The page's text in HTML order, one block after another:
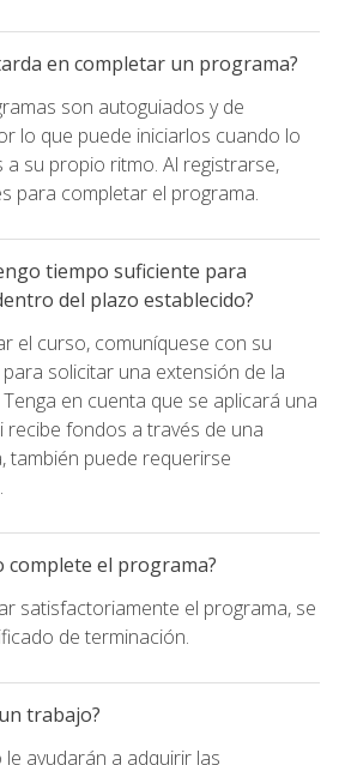
en completar un programa?
son autoguiados y de
lo que puede iniciarlos cuando lo
su propio ritmo. Al registrarse,
para completar el programa.
tiempo suficiente para
del plazo establecido?
el curso, comuníquese con su
solicitar una extensión de la
en cuenta que se aplicará una
recibe fondos a través de una
también puede requerirse
complete el programa?
satisfactoriamente el programa, se
de terminación.
trabajo?
ayudarán a adquirir las